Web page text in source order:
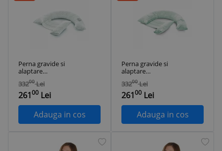
Perna gravide si
alaptare
multifunctionala
BabyJem (Culoare:
Ecru)
33200 Lei
26100 Lei
Adauga in cos
Perna gravide si
alaptare
multifunctionala
BabyJem (Culoare:
Turcoaz)
33200 Lei
26100 Lei
Adauga in cos